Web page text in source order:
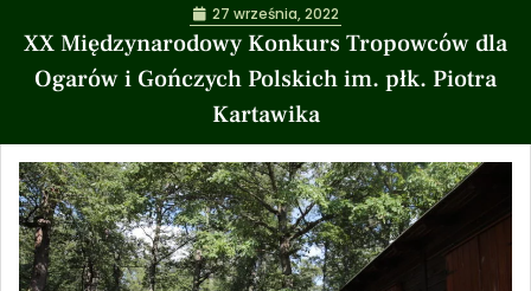
XX Międzynarodowy Konkurs Tropowców dla
Ogarów i Gończych Polskich im. płk. Piotra
Kartawika
27 września, 2022